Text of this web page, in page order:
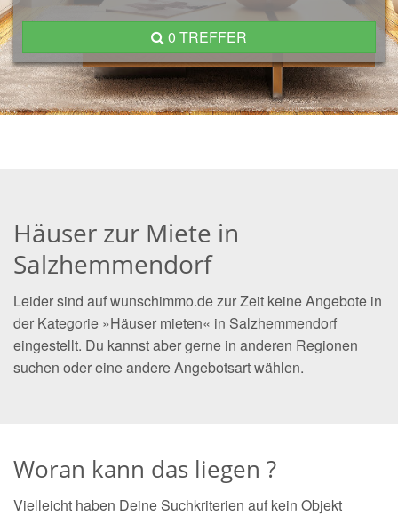
0 TREFFER
Häuser zur Miete in
Salzhemmendorf
Leider sind auf wunschimmo.de zur Zeit keine Angebote in
der Kategorie »Häuser mieten« in Salzhemmendorf
eingestellt. Du kannst aber gerne in anderen Regionen
suchen oder eine andere Angebotsart wählen.
Woran kann das liegen ?
Vielleicht haben Deine Suchkriterien auf kein Objekt